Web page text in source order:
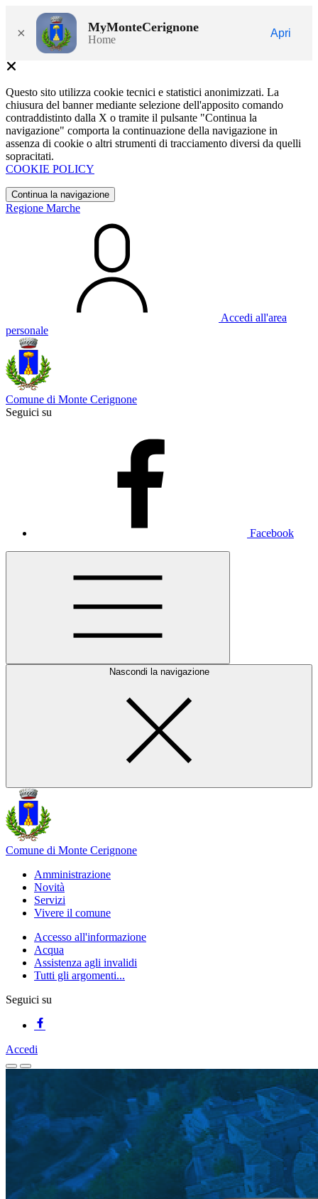
× MyMonteCerignone
Home
Apri
Questo sito utilizza cookie tecnici e statistici anonimizzati. La
chiusura del banner mediante selezione dell'apposito comando
contraddistinto dalla X o tramite il pulsante "Continua la
navigazione" comporta la continuazione della navigazione in
assenza di cookie o altri strumenti di tracciamento diversi da quelli
sopracitati.
COOKIE POLICY
Continua la navigazione
Regione Marche
Accedi all'area
personale
Comune di Monte Cerignone
Seguici su
Facebook
Nascondi la navigazione
Comune di Monte Cerignone
Amministrazione
Novità
Servizi
Vivere il comune
Accesso all'informazione
Acqua
Assistenza agli invalidi
Tutti gli argomenti...
Seguici su
Accedi
Homepage